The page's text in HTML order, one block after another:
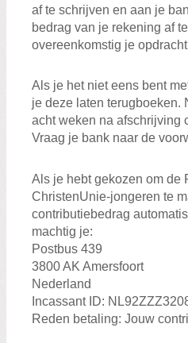
af te schrijven en aan je
bedrag van je rekening af
overeenkomstig je
Als je het niet eens bent
je deze laten terugboeken.
acht weken na afschrijving
Vraag je bank naar de
Als je hebt gekozen om de
ChristenUnie-jongeren te
contributiebedrag
machtig je:
Postbus 439
3800 AK Amersfoort
Nederland
Incassant ID:
Reden betaling: Jouw